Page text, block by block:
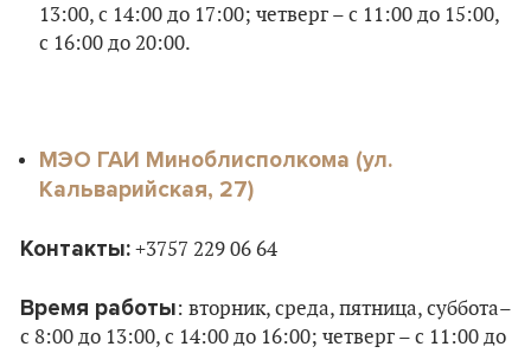
13:00, с 14:00 до 17:00; четверг – с 11:00 до 15:00,
с 16:00 до 20:00.
МЭО ГАИ Миноблисполкома (ул.
Кальварийская, 27)
Контакты: +3757 229 06 64
Время работы: вторник, среда, пятница, суббота–
с 8:00 до 13:00, с 14:00 до 16:00; четверг – с 11:00 до